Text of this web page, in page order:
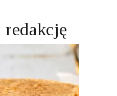
redakcję